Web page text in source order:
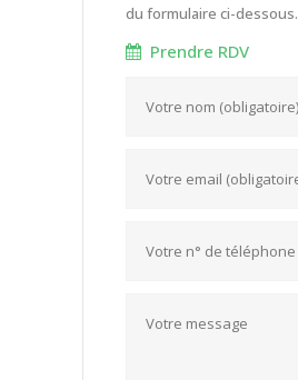
du formulaire ci-dessous.
Prendre RDV